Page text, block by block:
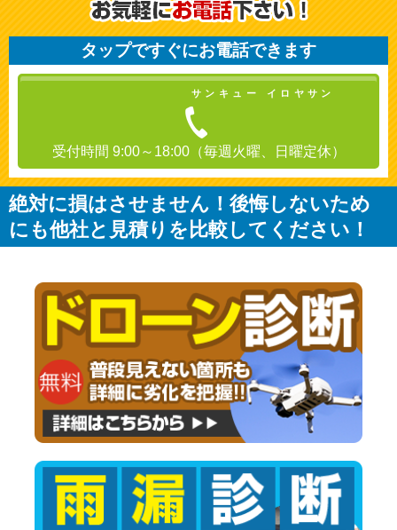
タップですぐにお電話できます
サンキュー イロヤサン
受付時間 9:00～18:00（毎週火曜、日曜定休）
絶対に損はさせません！後悔しないため
にも他社と見積りを比較してください！